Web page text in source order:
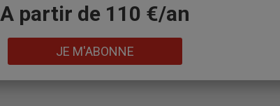
A partir de 110 €/an
JE M'ABONNE